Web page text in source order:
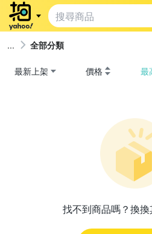
全部分類
最新上架 價格 最
找不到商品嗎？換換